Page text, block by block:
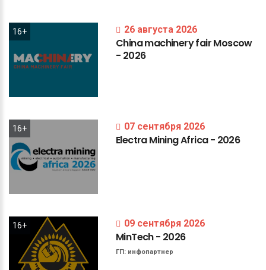
16+ 26 августа 2026
ChinamachineryfairMoscow
- 2026
16+ 07 сентября 2026
ElectraMiningAfrica- 2026
16+ 09 сентября 2026
MinTech- 2026
ГП: инфопартнер